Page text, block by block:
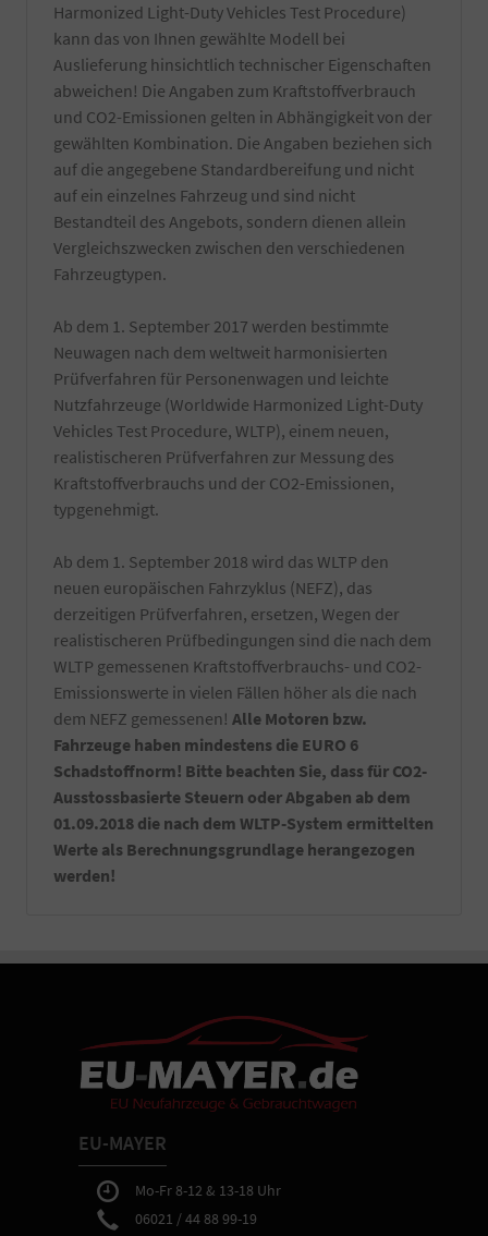
EU-
Fahrzeuges
benötigt.
Informieren
sich
dazu
am
besten
Ihrer
örtlichen
wird
durch
einen
TÜV-
Angestellten
Gutachter
durchgeführt.
Hand
gewaschen
und
falls
vorhanden
von
Wachs-
und
Kleberückstände
entfernt.
Zuzüglich
einer
von
z.T.
schwer
entfernbaren
produktionsseitigen
Rückständen.
Es
werden
verwendet
und
natürlich
nur
von
Hand
gewaschen.
Die
Reinigung
erfolgt
kurz
vor
Fahrzeugabholung
bzw.
Fahrzeugübergabe.
-
Ein
Satz
Kennzeichenverstärker
montiert
Sie
Harmonized Light-Duty Vehicles Test Procedure)
kann das von Ihnen gewählte Modell bei
Auslieferung hinsichtlich technischer Eigenschaften
abweichen! Die Angaben zum Kraftstoffverbrauch
und CO2-Emissionen gelten in Abhängigkeit von der
gewählten Kombination. Die Angaben beziehen sich
auf die angegebene Standardbereifung und nicht
auf ein einzelnes Fahrzeug und sind nicht
Bestandteil des Angebots, sondern dienen allein
Vergleichszwecken zwischen den verschiedenen
Fahrzeugtypen.
Ab dem 1. September 2017 werden bestimmte
Neuwagen nach dem weltweit harmonisierten
Prüfverfahren für Personenwagen und leichte
Nutzfahrzeuge (Worldwide Harmonized Light-Duty
Vehicles Test Procedure, WLTP), einem neuen,
realistischeren Prüfverfahren zur Messung des
Kraftstoffverbrauchs und der CO2-Emissionen,
typgenehmigt.
Ab dem 1. September 2018 wird das WLTP den
neuen europäischen Fahrzyklus (NEFZ), das
derzeitigen Prüfverfahren, ersetzen, Wegen der
realistischeren Prüfbedingungen sind die nach dem
WLTP gemessenen Kraftstoffverbrauchs- und CO2-
Emissionswerte in vielen Fällen höher als die nach
dem NEFZ gemessenen! Alle Motoren bzw.
Fahrzeuge haben mindestens die EURO 6
Schadstoffnorm! Bitte beachten Sie, dass für CO2-
Ausstossbasierte Steuern oder Abgaben ab dem
01.09.2018 die nach dem WLTP-System ermittelten
Werte als Berechnungsgrundlage herangezogen
werden!
EU-MAYER
Mo-Fr 8-12 & 13-18 Uhr
06021 / 44 88 99-19